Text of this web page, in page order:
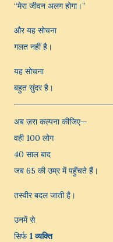
“मेरा जीवन अलग होगा।”
और यह सोचना
गलत नहीं है।
यह सोचना
बहुत सुंदर है।
अब ज़रा कल्पना कीजिए—
वही 100 लोग
40 साल बाद
जब 65 की उम्र में पहुँचते हैं।
तस्वीर बदल जाती है।
उनमें से
सिर्फ1 व्यक्ति